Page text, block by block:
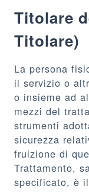
Titolare
Titolare)
La persona
il servizio o
o insieme ad
mezzi del
strumenti
sicurezza
fruizione di
Trattamento,
specificato, è